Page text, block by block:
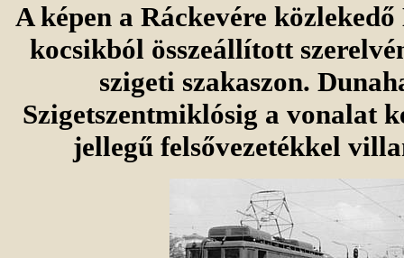
A képen a Ráckevére
kocsikból összeállított
szigeti szakaszon.
Szigetszentmiklósig a vonalat
jellegű felsővezetékkel